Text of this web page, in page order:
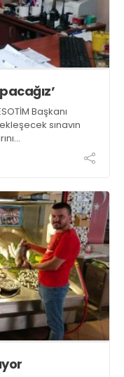
Başkanı
sınavın
genelinde ses